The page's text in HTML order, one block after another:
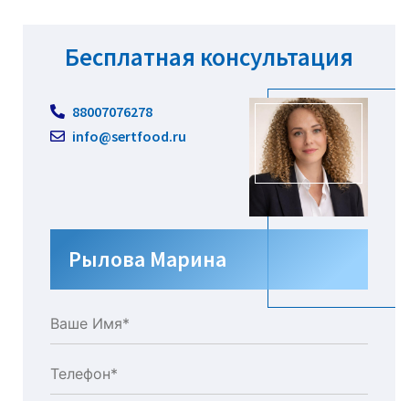
Бесплатная консультация
88007076278
info@sertfood.ru
Рылова Марина